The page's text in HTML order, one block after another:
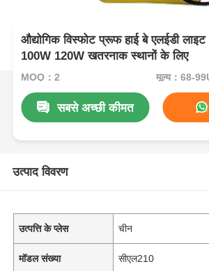
औद्योगिक विस्फोट प्रूफ हाई बे एलईडी
100W 120W खतरनाक स्थानों के लिए
MOQ：2 मूल्य：68-
सबसे अच्छी कीमत
उत्पाद विवरण
उत्पत्ति के प्लेस चीन
मॉडल संख्या सीएल210